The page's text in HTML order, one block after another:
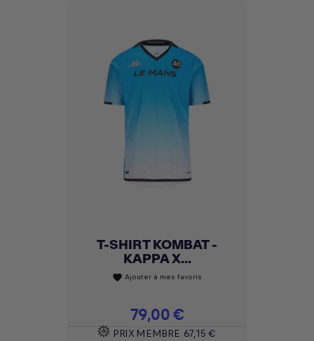
T-SHIRT KOMBAT -
KAPPA X...
favorite Ajouter à mes favoris
Prix
79,00 €
PRIX MEMBRE 67,15 €